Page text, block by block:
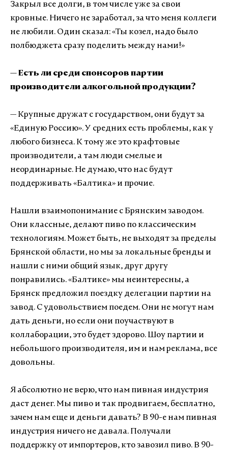
Закрыл все долги, в том числе уже за свои
кровные. Ничего не заработал, за что меня коллеги
не любили. Один сказал: «Ты козел, надо было
полбюджета сразу поделить между нами!»
— Есть ли среди спонсоров партии
производители алкогольной продукции?
— Крупные дружат с государством, они будут за
«Единую Россию». У средних есть проблемы, как у
любого бизнеса. К тому же это крафтовые
производители, а там люди смелые и
неординарные. Не думаю, что нас будут
поддерживать «Балтика» и прочие.
Нашли взаимопонимание с Брянским заводом.
Они классные, делают пиво по классическим
технологиям. Может быть, не выходят за пределы
Брянской области, но мы за локальные бренды и
нашли с ними общий язык, друг другу
понравились. «Балтике» мы неинтересны, а
Брянск предложил поездку делегации партии на
завод. С удовольствием поедем. Они не могут нам
дать деньги, но если они поучаствуют в
коллаборации, это будет здорово. Шоу партии и
небольшого производителя, им и нам реклама, все
довольны.
Я абсолютно не верю, что нам пивная индустрия
даст денег. Мы пиво и так продвигаем, бесплатно,
зачем нам еще и деньги давать? В 90-е нам пивная
индустрия ничего не давала. Получали
поддержку от импортеров, кто завозил пиво. В 90-